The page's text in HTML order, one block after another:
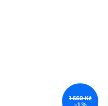
1 660 Kč
–1 %